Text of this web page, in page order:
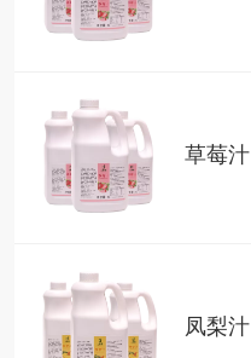
草莓汁
凤梨汁